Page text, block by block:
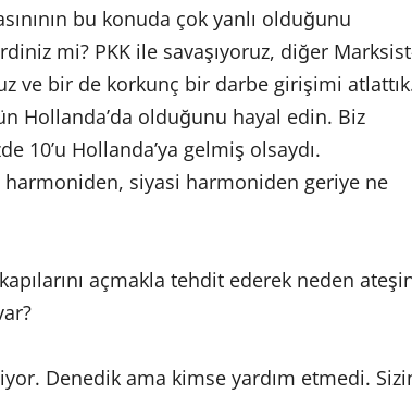
bu konuda çok yanlı olduğunu
mi? PKK ile savaşıyoruz, diğer
ve bir de korkunç bir darbe girişimi
Hollanda’da olduğunu hayal edin. Biz
10’u Hollanda’ya gelmiş olsaydı.
harmoniden, siyasi harmoniden geriye ne
açmakla tehdit ederek neden
Denedik ama kimse yardım etmedi.